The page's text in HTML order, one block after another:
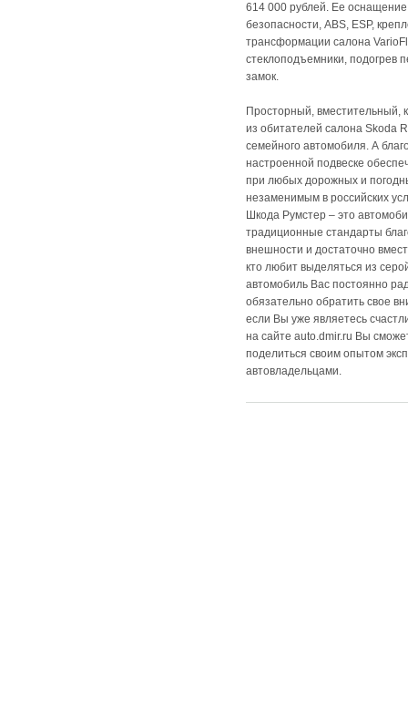
614 000 рублей. Ее
безопасности, ABS, ESP,
трансформации салона
стеклоподъемники, подогрев
замок.
Просторный, вместительный,
из обитателей салона Skoda
семейного автомобиля. А
настроенной подвеске
при любых дорожных и
незаменимым в российских
Шкода Румстер – это
традиционные стандарты
внешности и достаточно
кто любит выделяться из
автомобиль Вас постоянно
обязательно обратить свое
если Вы уже являетесь
на сайте auto.dmir.ru Вы
поделиться своим опытом
автовладельцами.